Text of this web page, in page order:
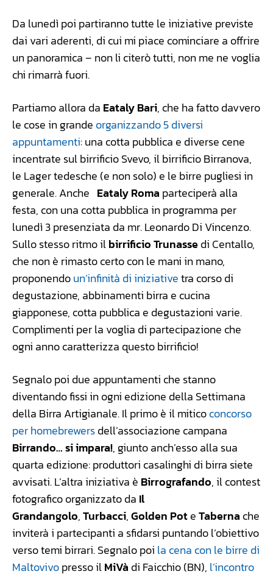
Da lunedì poi partiranno tutte le iniziative previste
dai vari aderenti, di cui mi piace cominciare a offrire
un panoramica – non li citerò tutti, non me ne voglia
chi rimarrà fuori.
Partiamo allora da Eataly Bari, che ha fatto davvero
le cose in grande organizzando 5 diversi
appuntamenti: una cotta pubblica e diverse cene
incentrate sul birrificio Svevo, il birrificio Birranova,
le Lager tedesche (e non solo) e le birre pugliesi in
generale. Anche Eataly Roma parteciperà alla
festa, con una cotta pubblica in programma per
lunedì 3 presenziata da mr. Leonardo Di Vincenzo.
Sullo stesso ritmo ilbirrificio Trunassedi Centallo,
che non è rimasto certo con le mani in mano,
proponendoun’infinità di iniziativetra corso di
degustazione, abbinamenti birra e cucina
giapponese, cotta pubblica e degustazioni varie.
Complimenti per la voglia di partecipazione che
ogni anno caratterizza questo birrificio!
Segnalo poi due appuntamenti che stanno
diventando fissi in ogni edizione della Settimana
della Birra Artigianale. Il primo è il miticoconcorso
per homebrewersdell’associazione campana
Birrando… si impara!, giunto anch’esso alla sua
quarta edizione: produttori casalinghi di birra siete
avvisati. L’altra iniziativa è Birrografando, il contest
fotografico organizzato da Il
Grandangolo,Turbacci,Golden PoteTaberna che
inviterà i partecipanti a sfidarsi puntando l’obiettivo
verso temi birrari. Segnalo poi la cena con le birre di
Maltovivopresso ilMiVà di Faicchio (BN), l’incontro